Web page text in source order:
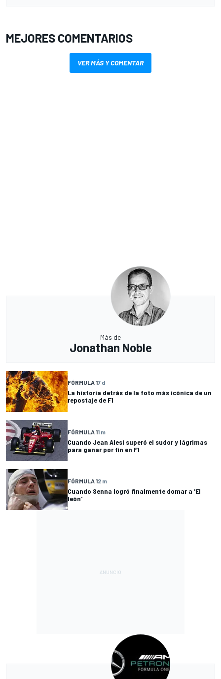
MEJORES COMENTARIOS
VER MÁS Y COMENTAR
Más de
Jonathan Noble
FÓRMULA 17 d
La historia detrás de la foto más icónica de un
repostaje de F1
FÓRMULA 11 m
Cuando Jean Alesi superó el sudor y lágrimas
para ganar por fin en F1
FÓRMULA 12 m
Cuando Senna logró finalmente domar a 'El
león'